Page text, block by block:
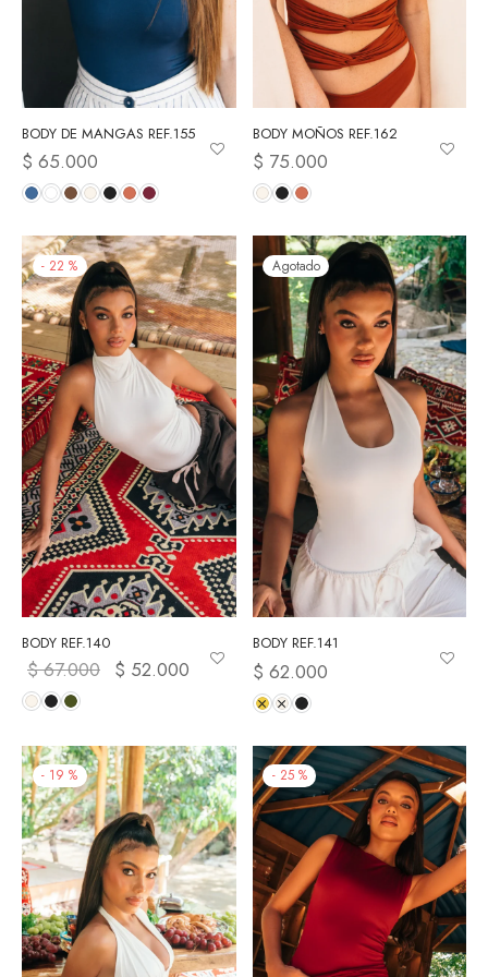
BODY DE MANGAS REF.155
$ 65.000
BODY MOÑOS REF.162
$ 75.000
- 22 %
BODY REF.140
$67.000
El precio
$ 67.000.
$ 52.000
El precio
actual es:
Agotado
BODY REF.141
$ 62.000
- 19 % - 25 %